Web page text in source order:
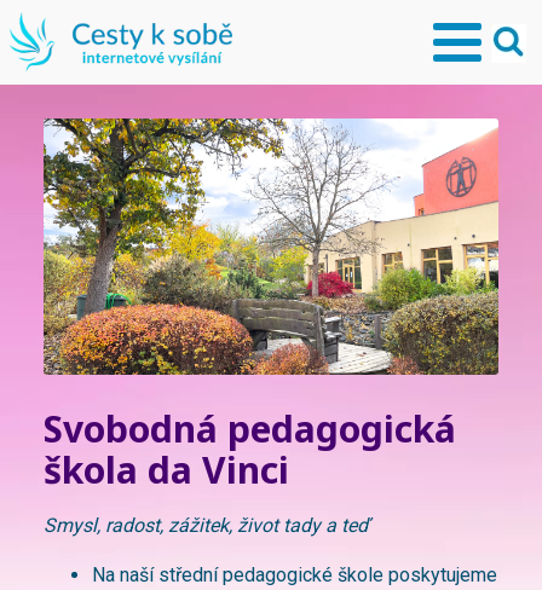
Svobodná pedagogická
škola da Vinci
Smysl, radost, zážitek, život tady a teď
Na naší střední pedagogické škole poskytujeme